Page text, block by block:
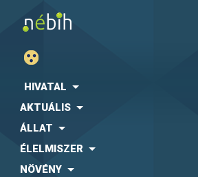
HIVATAL
AKTUÁLIS
ÁLLAT
ÉLELMISZER
NÖVÉNY